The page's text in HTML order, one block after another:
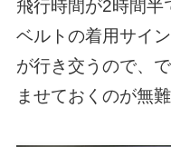
飛行時間が2時間半
ベルトの着用サイ
が行き交うので、
ませておくのが無難